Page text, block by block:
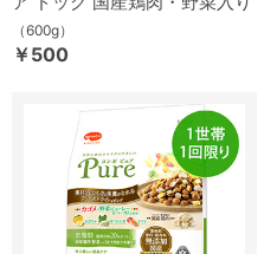
（600g）
￥500